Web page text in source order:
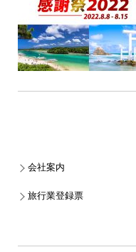
会社案内
旅行業登録票